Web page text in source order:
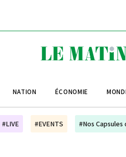
NATION ÉCONOMIE
#LIVE #EVENTS #Nos Capsules